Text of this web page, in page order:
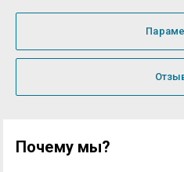
Почему мы?